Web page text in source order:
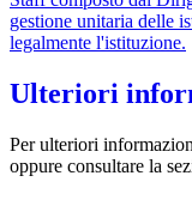
gestione unitaria delle
legalmente l'istituzione.
Ulteriori
Per ulteriori
oppure consultare la